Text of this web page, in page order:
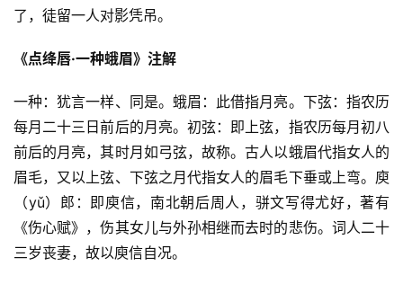
了，徒留一人对影凭吊。
《点绛唇·一种蛾眉》注解
一种：犹言一样、同是。蛾眉：此借指月亮。下弦：指农历
每月二十三日前后的月亮。初弦：即上弦，指农历每月初八
前后的月亮，其时月如弓弦，故称。古人以蛾眉代指女人的
眉毛，又以上弦、下弦之月代指女人的眉毛下垂或上弯。庾
（yǔ）郎：即庾信，南北朝后周人，骈文写得尤好，著有
《伤心赋》，伤其女儿与外孙相继而去时的悲伤。词人二十
三岁丧妻，故以庾信自况。